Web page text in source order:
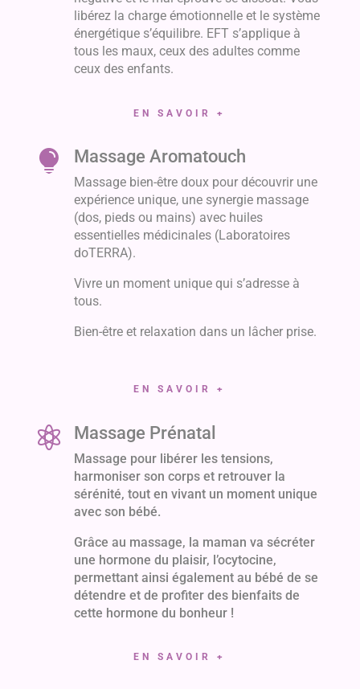
libérez la charge émotionnelle et le système
énergétique s’équilibre. EFT s’applique à
tous les maux, ceux des adultes comme
ceux des enfants.
EN SAVOIR +
 Massage Aromatouch
Massage bien-être doux pour découvrir une
expérience unique, une synergie massage
(dos, pieds ou mains) avec huiles
essentielles médicinales (Laboratoires
doTERRA).
Vivre un moment unique qui s’adresse à
tous.
Bien-être et relaxation dans un lâcher prise.
EN SAVOIR +
 Massage Prénatal
Massage pour libérer les tensions,
harmoniser son corps et retrouver la
sérénité, tout en vivant un moment unique
avec son bébé.
Grâce au massage, la maman va sécréter
une hormone du plaisir, l’ocytocine,
permettant ainsi également au bébé de se
détendre et de profiter des bienfaits de
cette hormone du bonheur !
EN SAVOIR +